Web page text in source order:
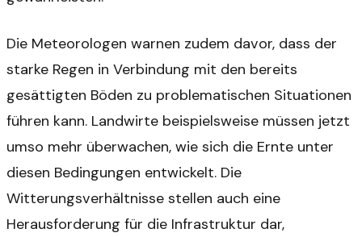
Die Meteorologen warnen zudem davor, dass der
starke Regen in Verbindung mit den bereits
gesättigten Böden zu problematischen Situationen
führen kann. Landwirte beispielsweise müssen jetzt
umso mehr überwachen, wie sich die Ernte unter
diesen Bedingungen entwickelt. Die
Witterungsverhältnisse stellen auch eine
Herausforderung für die Infrastruktur dar,